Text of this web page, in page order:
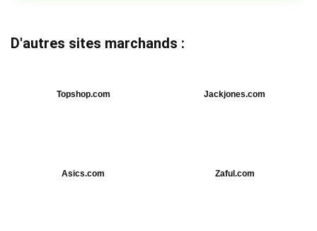
D'autres sites marchands :
Topshop.com Jackjones.com
Asics.com Zaful.com